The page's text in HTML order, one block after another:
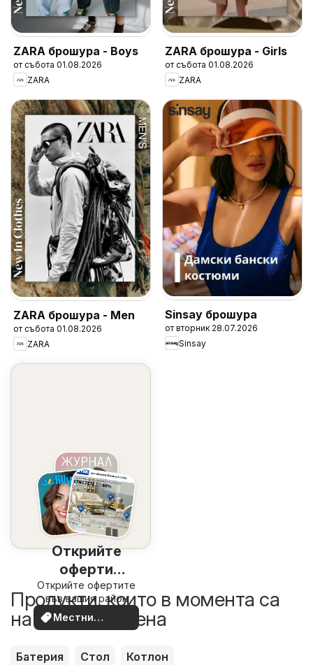
ZARA брошура - Boys
от събота 01.08.2026
ZARA
ZARA брошура - Girls
от събота 01.08.2026
ZARA
ZARA брошура - Men
от събота 01.08.2026
ZARA
Sinsay брошура
от вторник 28.07.2026
Sinsay
Открийте
оферти
наблизо
Открийте офертите
във вашия район
Местни
оферти
Продукти, които в момента са
на по-добра цена
Батерия Стол Котлон